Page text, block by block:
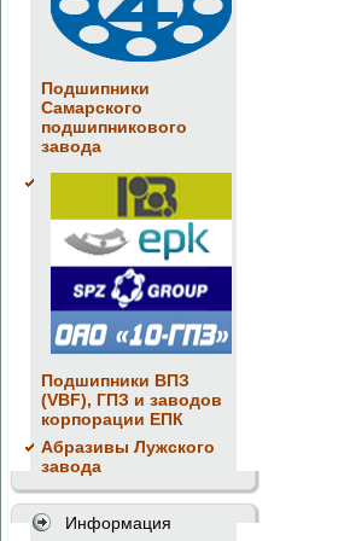
Подшипники
Самарского
подшипникового
завода
Подшипники ВПЗ
(VBF), ГПЗ и заводов
корпорации ЕПК
Абразивы Лужского
завода
Информация